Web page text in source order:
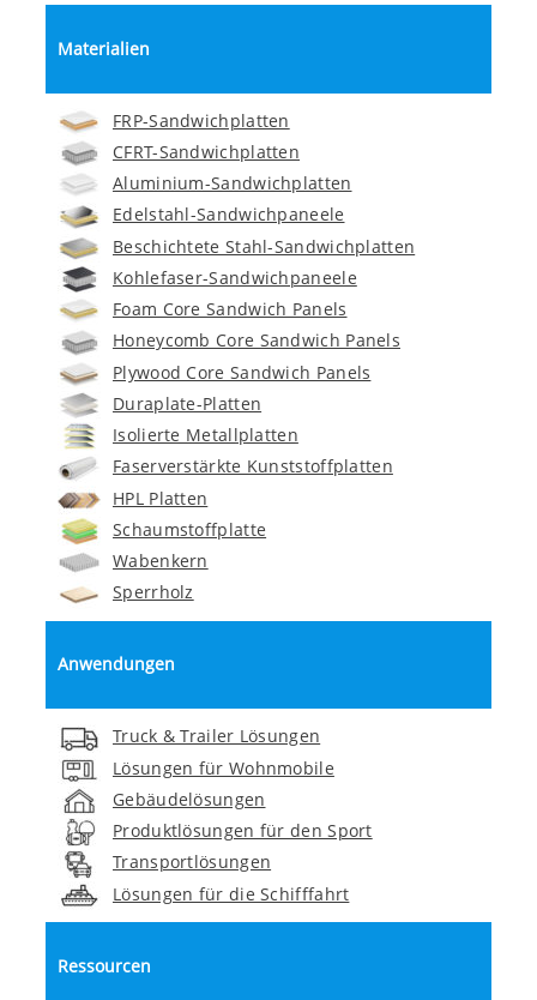
Materialien
FRP-Sandwichplatten
CFRT-Sandwichplatten
Aluminium-Sandwichplatten
Edelstahl-Sandwichpaneele
Beschichtete Stahl-Sandwichplatten
Kohlefaser-Sandwichpaneele
Foam Core Sandwich Panels
Honeycomb Core Sandwich Panels
Plywood Core Sandwich Panels
Duraplate-Platten
Isolierte Metallplatten
Faserverstärkte Kunststoffplatten
HPL Platten
Schaumstoffplatte
Wabenkern
Sperrholz
Anwendungen
Truck & Trailer Lösungen
Lösungen für Wohnmobile
Gebäudelösungen
Produktlösungen für den Sport
Transportlösungen
Lösungen für die Schifffahrt
Ressourcen